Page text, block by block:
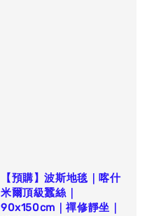
【預購】波斯地毯｜喀什
米爾頂級蠶絲｜
90x150cm｜禪修靜坐｜